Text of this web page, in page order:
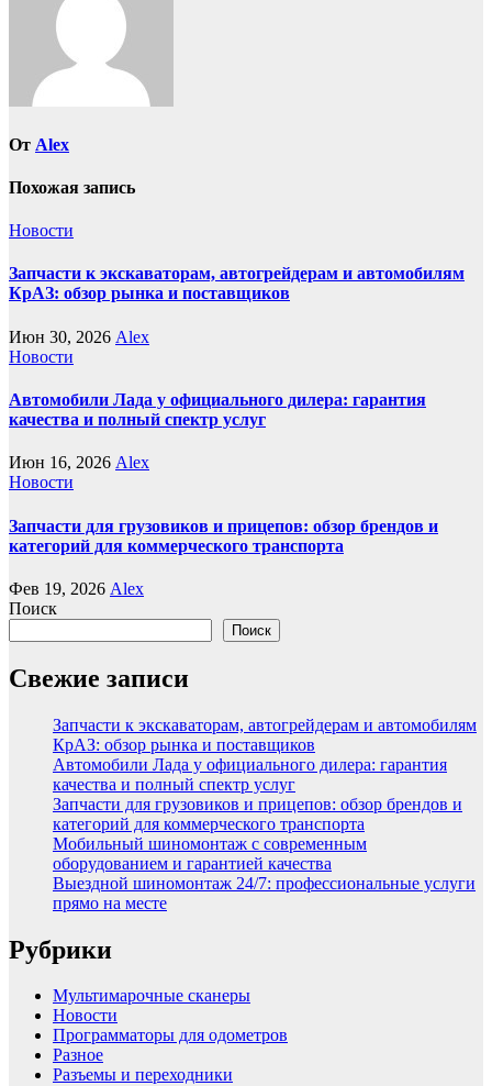
От Alex
Похожая запись
Новости
Запчасти к экскаваторам, автогрейдерам и автомобилям
КрАЗ: обзор рынка и поставщиков
Июн 30, 2026 Alex
Новости
Автомобили Лада у официального дилера: гарантия
качества и полный спектр услуг
Июн 16, 2026 Alex
Новости
Запчасти для грузовиков и прицепов: обзор брендов и
категорий для коммерческого транспорта
Фев 19, 2026 Alex
Поиск
Поиск
Свежие записи
Запчасти к экскаваторам, автогрейдерам и автомобилям
КрАЗ: обзор рынка и поставщиков
Автомобили Лада у официального дилера: гарантия
качества и полный спектр услуг
Запчасти для грузовиков и прицепов: обзор брендов и
категорий для коммерческого транспорта
Мобильный шиномонтаж с современным
оборудованием и гарантией качества
Выездной шиномонтаж 24/7: профессиональные услуги
прямо на месте
Рубрики
Мультимарочные сканеры
Новости
Программаторы для одометров
Разное
Разъемы и переходники